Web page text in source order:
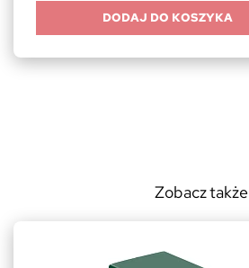
DODAJ DO KOSZYKA
Zobacz także